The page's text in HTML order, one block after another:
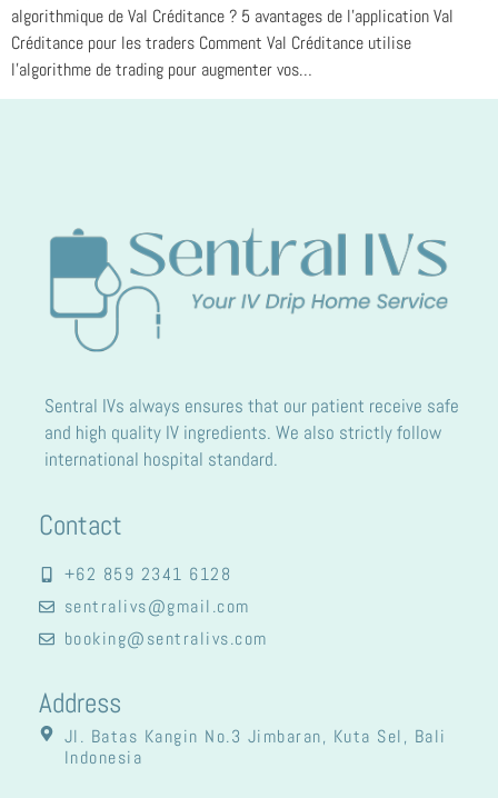
algorithmique de Val Créditance ? 5 avantages de l’application Val
Créditance pour les traders Comment Val Créditance utilise
l’algorithme de trading pour augmenter vos…
Sentral IVs always ensures that our patient receive safe
and high quality IV ingredients. We also strictly follow
international hospital standard.
Contact
+62 859 2341 6128
sentralivs@gmail.com
booking@sentralivs.com
Address
Jl. Batas Kangin No.3 Jimbaran, Kuta Sel, Bali
Indonesia